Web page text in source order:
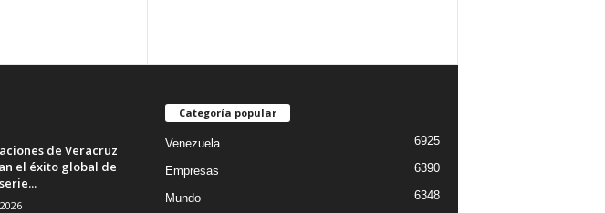
de Veracruz
el éxito global de
Categoría popular
Venezuela 6925
Empresas 6390
Mundo 6348